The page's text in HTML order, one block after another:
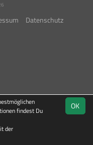
Datenschutz
OK
findest Du
der